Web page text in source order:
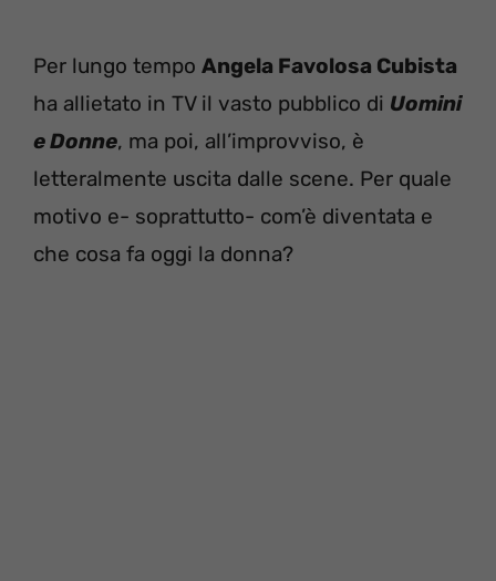
Per lungo tempo Angela Favolosa Cubista
ha allietato in TV il vasto pubblico di Uomini
eDonne, ma poi, all’improvviso, è
letteralmente uscita dalle scene. Per quale
motivo e- soprattutto- com’è diventata e
che cosa fa oggi la donna?